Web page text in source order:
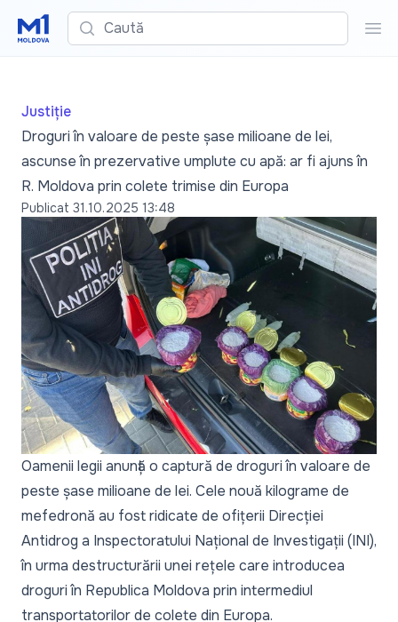
Caută
Justiție
Droguri în valoare de peste șase milioane de lei,
ascunse în prezervative umplute cu apă: ar fi ajuns în
R. Moldova prin colete trimise din Europa
Publicat 31.10.2025 13:48
Oamenii legii anunță o captură de droguri în valoare de
peste șase milioane de lei. Cele nouă kilograme de
mefedronă au fost ridicate de ofițerii Direcției
Antidrog a Inspectoratului Național de Investigații (INI),
în urma destructurării unei rețele care introducea
droguri în Republica Moldova prin intermediul
transportatorilor de colete din Europa.